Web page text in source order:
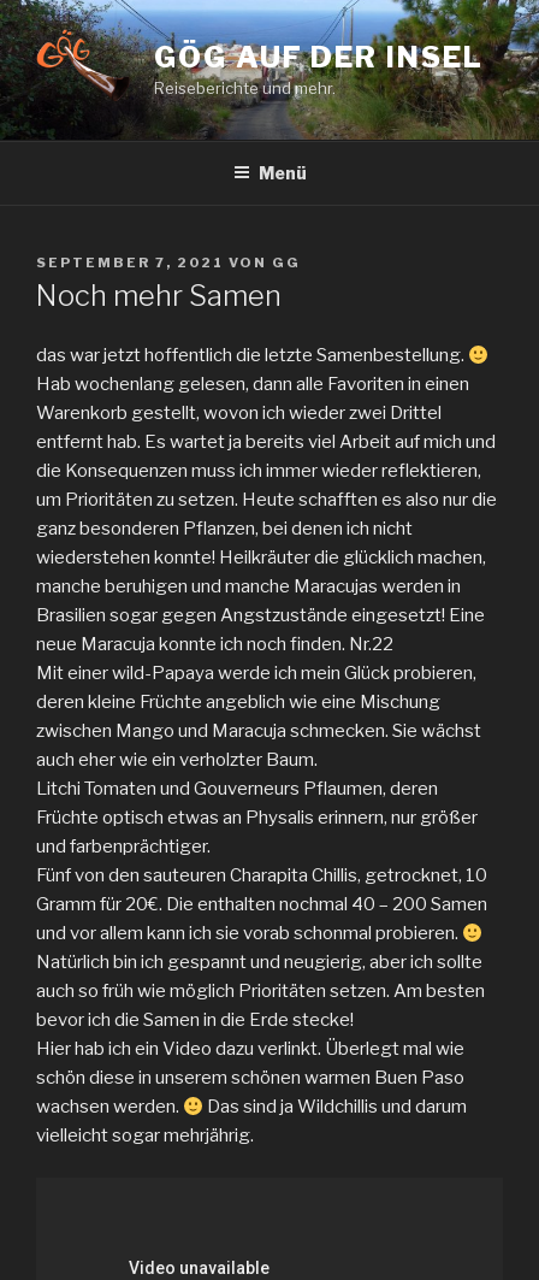
Zum
Inhalt
springen
GÖG AUF DER INSEL
Reiseberichte und mehr.
Menü
VERÖFFENTLICHT
AM
SEPTEMBER 7, 2021 VON GG
Noch mehr Samen
das war jetzt hoffentlich die letzte Samenbestellung.
Hab wochenlang gelesen, dann alle Favoriten in einen
Warenkorb gestellt, wovon ich wieder zwei Drittel
entfernt hab. Es wartet ja bereits viel Arbeit auf mich und
die Konsequenzen muss ich immer wieder reflektieren,
um Prioritäten zu setzen. Heute schafften es also nur die
ganz besonderen Pflanzen, bei denen ich nicht
wiederstehen konnte! Heilkräuter die glücklich machen,
manche beruhigen und manche Maracujas werden in
Brasilien sogar gegen Angstzustände eingesetzt! Eine
neue Maracuja konnte ich noch finden. Nr.22
Mit einer wild-Papaya werde ich mein Glück probieren,
deren kleine Früchte angeblich wie eine Mischung
zwischen Mango und Maracuja schmecken. Sie wächst
auch eher wie ein verholzter Baum.
Litchi Tomaten und Gouverneurs Pflaumen, deren
Früchte optisch etwas an Physalis erinnern, nur größer
und farbenprächtiger.
Fünf von den sauteuren Charapita Chillis, getrocknet, 10
Gramm für 20€. Die enthalten nochmal 40 – 200 Samen
und vor allem kann ich sie vorab schonmal probieren.
Natürlich bin ich gespannt und neugierig, aber ich sollte
auch so früh wie möglich Prioritäten setzen. Am besten
bevor ich die Samen in die Erde stecke!
Hier hab ich ein Video dazu verlinkt. Überlegt mal wie
schön diese in unserem schönen warmen Buen Paso
wachsen werden.
Das sind ja Wildchillis und darum
vielleicht sogar mehrjährig.